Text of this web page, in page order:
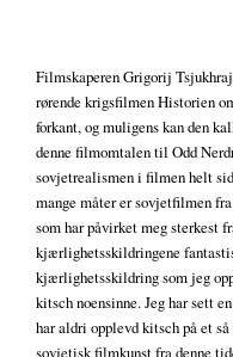
Filmskaperen Grigorij
rørende krigsfilmen Historien
forkant, og muligens kan den
denne filmomtalen til Odd
sovjetrealismen i filmen helt
mange måter er sovjetfilmen
som har påvirket meg sterkest
kjærlighetsskildringene
kjærlighetsskildring som jeg
kitsch noensinne. Jeg har sett
har aldri opplevd kitsch på et
sovjetisk filmkunst fra denne